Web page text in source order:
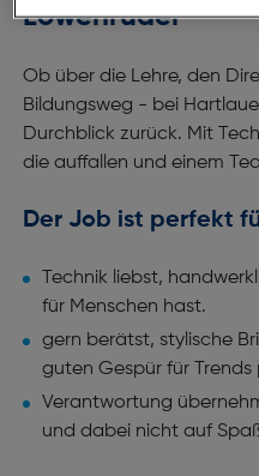
Löwenrudel
Ob über die Lehre, den
Bildungsweg - bei
Durchblick zurück. Mit
die auffallen und einem
Der Job ist perfekt
Technik liebst,
für Menschen hast.
gern berätst, stylische
guten Gespür für Trends
Verantwortung
und dabei nicht auf